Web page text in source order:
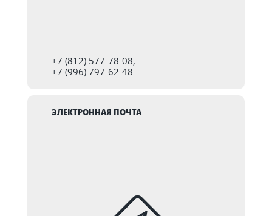
+7 (812) 577-78-08,
+7 (996) 797-62-48
ЭЛЕКТРОННАЯ ПОЧТА